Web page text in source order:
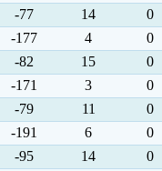
-77 14
0
-177 4
0
-82 15
0
-171 3
0
-79 11
0
-191 6
0
-95 14
0